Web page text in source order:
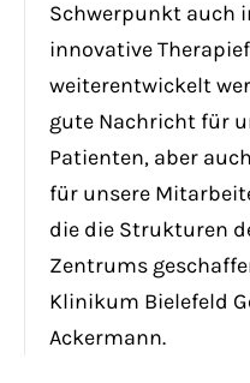
Schwerpunkt auch
innovative
weiterentwickelt
gute Nachricht für
Patienten, aber
für unsere
die die Strukturen
Zentrums
Klinikum Bielefeld
Ackermann.